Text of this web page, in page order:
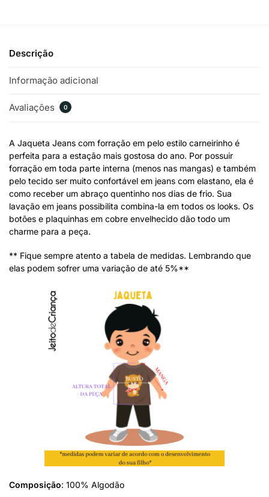
Descrição
Informação adicional
Avaliações 0
A Jaqueta Jeans com forração em pelo estilo carneirinho é
perfeita para a estação mais gostosa do ano. Por possuir
forração em toda parte interna (menos nas mangas) e também
pelo tecido ser muito confortável em jeans com elastano, ela é
como receber um abraço quentinho nos dias de frio. Sua
lavação em jeans possibilita combina-la em todos os looks. Os
botões e plaquinhas em cobre envelhecido dão todo um
charme para a peça.
** Fique sempre atento a tabela de medidas. Lembrando que
elas podem sofrer uma variação de até 5%**
Composição: 100% Algodão